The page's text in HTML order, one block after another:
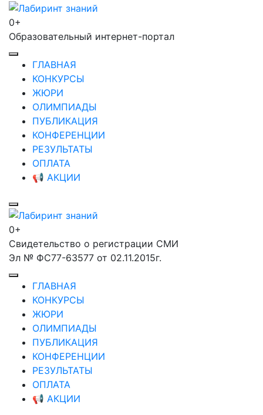
Перейти
содержимому
Enter)
Лабиринт знаний
0+
Образовательный интернет-портал
ГЛАВНАЯ
КОНКУРСЫ
ЖЮРИ
ОЛИМПИАДЫ
ПУБЛИКАЦИЯ
КОНФЕРЕНЦИИ
РЕЗУЛЬТАТЫ
ОПЛАТА
📢 АКЦИИ
Лабиринт знаний
0+
Свидетельство о регистрации СМИ
Эл № ФС77-63577 от 02.11.2015г.
ГЛАВНАЯ
КОНКУРСЫ
ЖЮРИ
ОЛИМПИАДЫ
ПУБЛИКАЦИЯ
КОНФЕРЕНЦИИ
РЕЗУЛЬТАТЫ
ОПЛАТА
📢 АКЦИИ